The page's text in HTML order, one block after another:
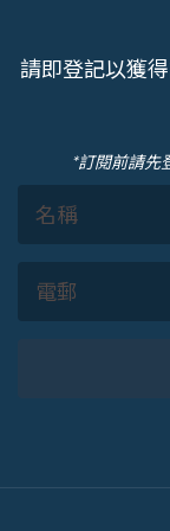
請即登記以獲
*訂閱前請先